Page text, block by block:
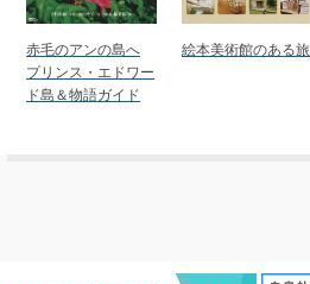
赤毛のアンの島へ
プリンス・エドワー
ド島＆物語ガイド
絵本美術館のある旅